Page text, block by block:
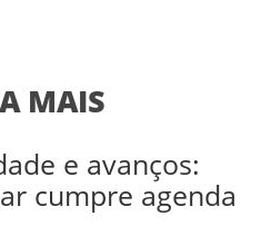
MAIS
e avanços:
cumpre agenda